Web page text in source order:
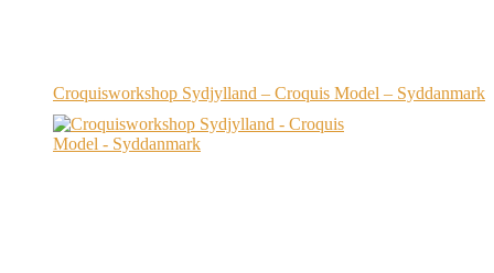
Croquisworkshop Sydjylland – Croquis Model – Syddanmark